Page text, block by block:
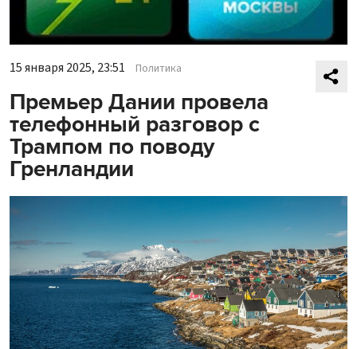
15 января 2025, 23:51 Политика
Премьер Дании провела
телефонный разговор с
Трампом по поводу
Гренландии